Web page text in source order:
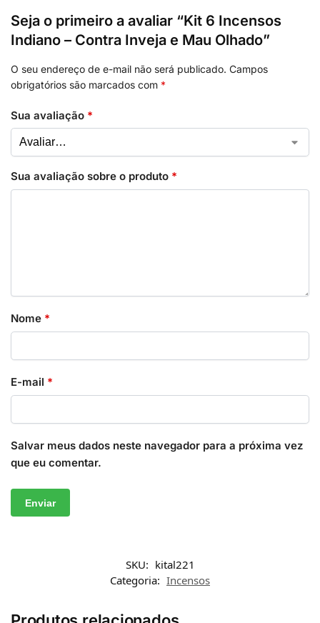
Seja o primeiro a avaliar “Kit 6 Incensos
Indiano – Contra Inveja e Mau Olhado”
O seu endereço de e-mail não será publicado. Campos
obrigatórios são marcados com *
Sua avaliação *
Sua avaliação sobre o produto *
Nome *
E-mail *
Salvar meus dados neste navegador para a próxima vez
que eu comentar.
SKU: kital221
Categoria: Incensos